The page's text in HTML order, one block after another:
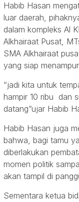
Habib Hasan
luar daerah,
dalam kompleks Al
Alkhairaat Pusat,
SMA Alkhairaat
yang siap
“jadi kita untuk
hampir 10 ribu dan
datang”ujar Habib
Habib Hasan juga
bahwa, bagi tamu
diberlakukan
momen politik
akan tampil di
Sementara ketua